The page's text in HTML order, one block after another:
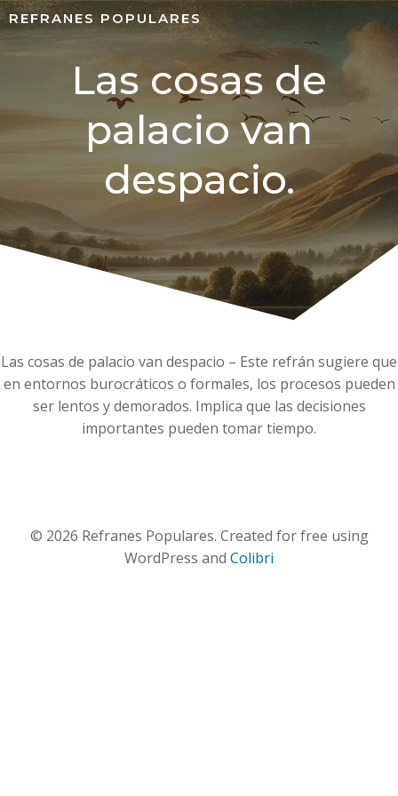
REFRANES POPULARES
Las cosas de
palacio van
despacio.
Las cosas de palacio van despacio – Este refrán sugiere que
en entornos burocráticos o formales, los procesos pueden
ser lentos y demorados. Implica que las decisiones
importantes pueden tomar tiempo.
© 2026 Refranes Populares. Created for free using
WordPress and Colibri